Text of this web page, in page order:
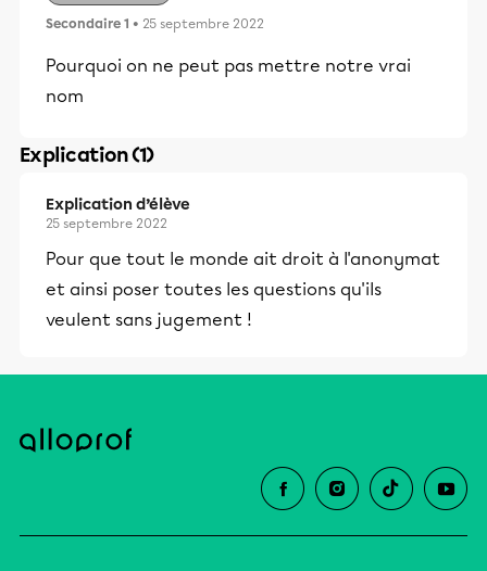
Secondaire 1 • 25 septembre 2022
Pourquoi on ne peut pas mettre notre vrai
nom
Explication (1)
Explication d’élève
25 septembre 2022
Pour que tout le monde ait droit à l'anonymat
et ainsi poser toutes les questions qu'ils
veulent sans jugement !